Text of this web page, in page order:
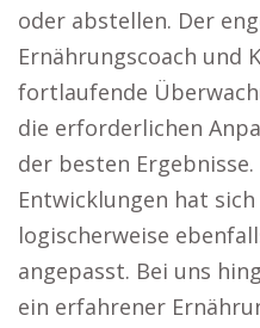
oder abstellen. Der
Ernährungscoach und
fortlaufende
die erforderlichen
der besten
Entwicklungen hat
logischerweise
angepasst. Bei uns
ein erfahrener